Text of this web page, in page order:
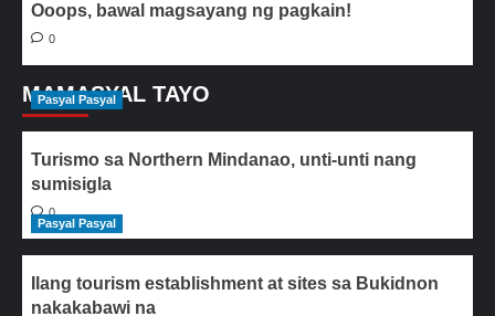
Ooops, bawal magsayang ng pagkain!
0
MAMASYAL TAYO
Pasyal Pasyal
Turismo sa Northern Mindanao, unti-unti nang
sumisigla
0
Pasyal Pasyal
Ilang tourism establishment at sites sa Bukidnon
nakakabawi na